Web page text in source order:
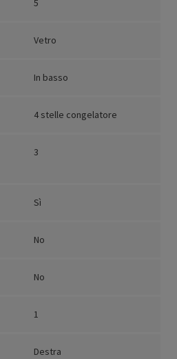
5
Vetro
In basso
4 stelle congelatore
3
Sì
No
No
1
Destra